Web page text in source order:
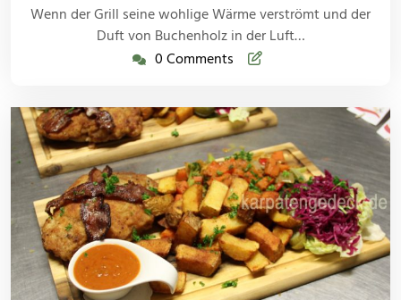
Wenn der Grill seine wohlige Wärme verströmt und der
Duft von Buchenholz in der Luft…
0 Comments